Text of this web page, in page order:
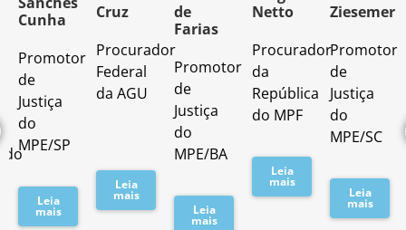
Cunha
Promotor
de
Justiça
do
MPE/SP
Leia
mais
Cruz
Procurador
Federal
da AGU
Leia
mais
de
Farias
Promotor
de
Justiça
do
MPE/BA
Leia
mais
Netto
Procurador
da
República
do MPF
Leia
mais
Ziesemer
Promotor
de
Justiça
do
MPE/SC
Leia
mais